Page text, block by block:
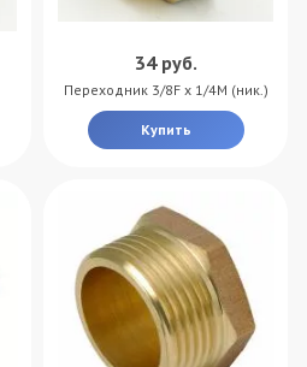
34 руб.
Переходник 3/8F х 1/4M (ник.)
Купить